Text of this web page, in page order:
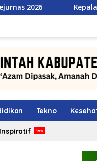
Kepala BGN Tegaskan
Tekno